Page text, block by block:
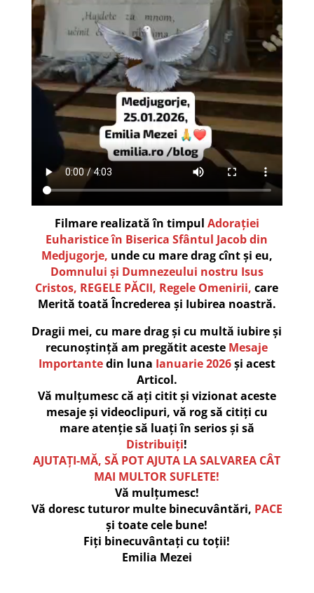
Filmare realizată în timpul Adorației
Euharistice în Biserica Sfântul Jacob din
Medjugorje, unde cu mare drag cînt și eu,
Domnului și Dumnezeului nostru Isus
Cristos, REGELE PĂCII, Regele Omenirii, care
Merită toată Încrederea și Iubirea noastră.
Dragii mei, cu mare drag și cu multă iubire și
recunoștință am pregătit aceste Mesaje
Importantedin luna Ianuarie 2026și acest
Articol.
Vă mulțumesc că ați citit și vizionat aceste
mesaje și videoclipuri, vă rog să citiți cu
mare atenție să luați în serios și să
Distribuiți!
AJUTAȚI-MĂ, SĂ POT AJUTA LA SALVAREA CÂT
MAI MULTOR SUFLETE!
Vă mulțumesc!
Vă doresc tuturor multe binecuvântări, PACE
și toate cele bune!
Fiți binecuvântați cu toții!
Emilia Mezei